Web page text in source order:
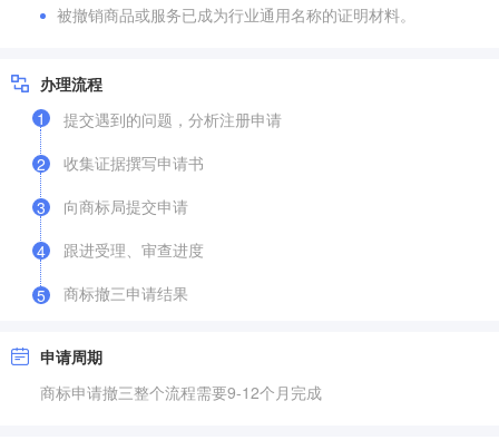
被撤销商品或服务已成为行业通用名称的证明材料。
办理流程
1
提交遇到的问题，分析注册申请
2
收集证据撰写申请书
3
向商标局提交申请
4
跟进受理、审查进度
5 商标撤三申请结果
申请周期
商标申请撤三整个流程需要9-12个月完成